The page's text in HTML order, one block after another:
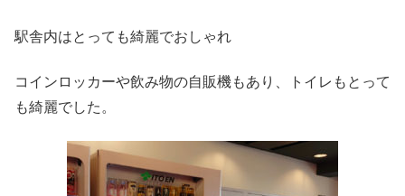
駅舎内はとっても綺麗でおしゃれ
コインロッカーや飲み物の自販機もあり、トイレもとって
も綺麗でした。